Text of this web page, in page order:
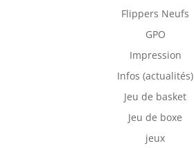
Flippers Neufs
GPO
Impression
Infos (actualités)
Jeu de basket
Jeu de boxe
jeux